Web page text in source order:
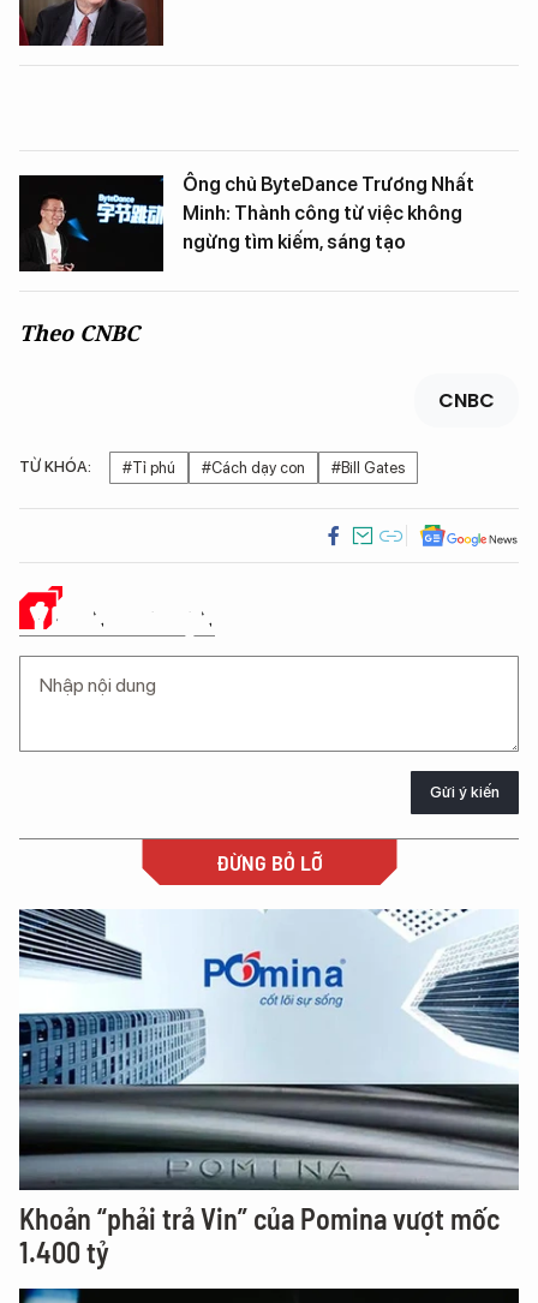
Ông chủ ByteDance Trương Nhất
Minh: Thành công từ việc không
ngừng tìm kiếm, sáng tạo
Theo CNBC
CNBC
TỪ KHÓA: #Tỉ phú #Cách dạy con #Bill Gates
Ý KIẾN CỦA BẠN
Gửi ý kiến
ĐỪNG BỎ LỠ
Khoản “phải trả Vin” của Pomina vượt mốc
1.400 tỷ